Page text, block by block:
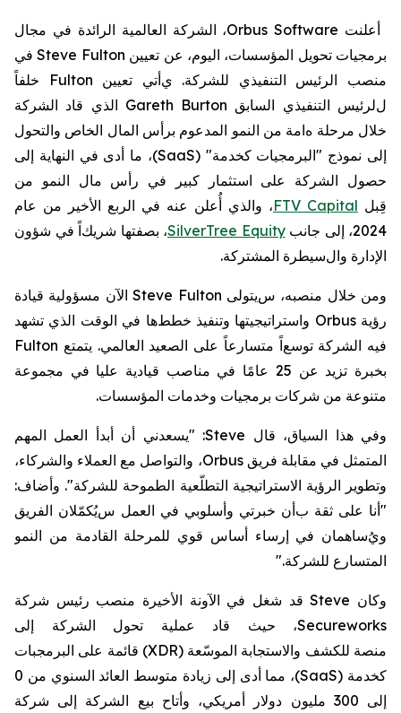
أعلنت Orbus Software، الشركة العالمية الرائدة في مجال
برمجيات تحويل المؤسسات، اليوم، عن تعيين Steve Fulton في
منصب الرئيس التنفيذي للشركة. يأتي تعيين Fulton
خلفاً
للرئيس التنفيذي السابق Gareth Burton الذي قاد الشركة
خلال مرحلة هامة من النمو المدعوم برأس المال الخاص والتحول
إلى نموذج "البرمجيات كخدمة" (
SaaS
)، ما أدى في النهاية إلى
حصول الشركة على استثمار كبير في رأس مال النمو من
قِبل FTV Capital، والذي أُعلن عنه في الربع الأخير من عام
2024، إلى جانب
SilverTree Equity، بصفتها شريكاً في شؤون
الإدارة والسيطرة المشتركة.
ومن خلال منصبه، سيتولى Steve Fultonالآن مسؤولية قيادة
رؤيةOrbus واستراتيجيتها وتنفيذ خططها في الوقت الذي تشهد
فيه الشركةتوسعاً متسارعاً على الصعيد العالمي. يتمتع Fulton
بخبرة تزيد عن 25 عامًا في مناصب قيادية عليا في مجموعة
متنوعة من شركات برمجيات وخدمات المؤسسات.
وفي هذا السياق، قال Steve: "يسعدني أن أبدأ العمل المهم
المتمثل في مقابلة فريقOrbus، والتواصل مع العملاء والشركاء،
وتطوير الرؤية الاستراتيجية التطلّعية الطموحة للشركة". وأضاف:
"أنا على ثقة بأن خبرتي وأسلوبي في العمل سيُكمّلان الفريق
ويُساهمان في إرساء أساس قوي للمرحلة القادمة من النمو
المتسارع للشركة".
وكان Steveقد شغل في الآونة الأخيرة منصب رئيس شركة
Secureworks، حيث قاد عملية تحول الشركة إلى
منصة للكشف والاستجابة الموسّعة (XDR
) قائمة على البرمجبات
كخدمة (SaaS
)، مما أدى إلى زيادة متوسط
العائد السنوي من 0
إلى 300 مليون دولار أمريكي،
وأتاح بيع الشركة إلى شركة